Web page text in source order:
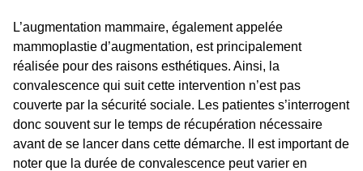
L’augmentation mammaire, également appelée
mammoplastie d’augmentation, est principalement
réalisée pour des raisons esthétiques. Ainsi, la
convalescence qui suit cette intervention n’est pas
couverte par la sécurité sociale. Les patientes s’interrogent
donc souvent sur le temps de récupération nécessaire
avant de se lancer dans cette démarche. Il est important de
noter que la durée de convalescence peut varier en